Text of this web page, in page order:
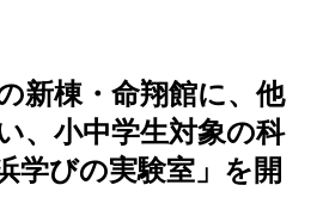
新棟・命翔館に、他
、小中学生対象の科
学びの実験室」を開